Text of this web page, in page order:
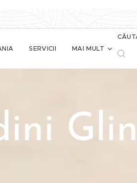
SERVICII MAI MULT